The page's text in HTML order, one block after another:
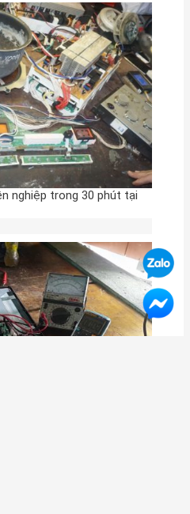
nghiệp trong 30 phút tại